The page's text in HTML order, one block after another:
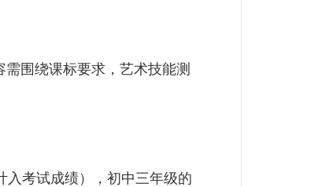
围绕课标要求，艺术技能测
考试成绩），初中三年级的